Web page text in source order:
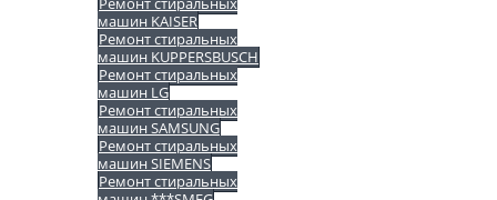
машин KAISER
Ремонт стиральных
машин KUPPERSBUSCH
Ремонт стиральных
машин LG
Ремонт стиральных
машин SAMSUNG
Ремонт стиральных
машин SIEMENS
Ремонт стиральных